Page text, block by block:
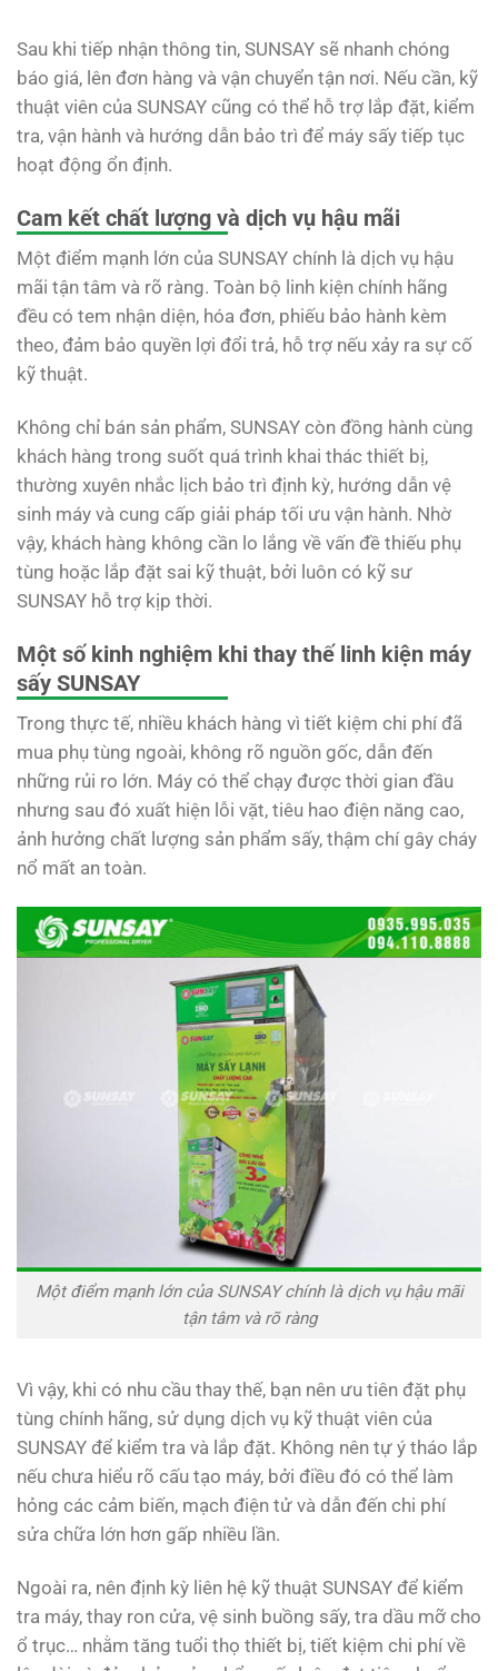
Sau khi tiếp nhận thông tin, SUNSAY sẽ nhanh chóng
báo giá, lên đơn hàng và vận chuyển tận nơi. Nếu cần, kỹ
thuật viên của SUNSAY cũng có thể hỗ trợ lắp đặt, kiểm
tra, vận hành và hướng dẫn bảo trì để máy sấy tiếp tục
hoạt động ổn định.
Cam kết chất lượng và dịch vụ hậu mãi
Một điểm mạnh lớn của SUNSAY chính là dịch vụ hậu
mãi tận tâm và rõ ràng. Toàn bộ linh kiện chính hãng
đều có tem nhận diện, hóa đơn, phiếu bảo hành kèm
theo, đảm bảo quyền lợi đổi trả, hỗ trợ nếu xảy ra sự cố
kỹ thuật.
Không chỉ bán sản phẩm, SUNSAY còn đồng hành cùng
khách hàng trong suốt quá trình khai thác thiết bị,
thường xuyên nhắc lịch bảo trì định kỳ, hướng dẫn vệ
sinh máy và cung cấp giải pháp tối ưu vận hành. Nhờ
vậy, khách hàng không cần lo lắng về vấn đề thiếu phụ
tùng hoặc lắp đặt sai kỹ thuật, bởi luôn có kỹ sư
SUNSAY hỗ trợ kịp thời.
Một số kinh nghiệm khi thay thế linh kiện máy
sấy SUNSAY
Trong thực tế, nhiều khách hàng vì tiết kiệm chi phí đã
mua phụ tùng ngoài, không rõ nguồn gốc, dẫn đến
những rủi ro lớn. Máy có thể chạy được thời gian đầu
nhưng sau đó xuất hiện lỗi vặt, tiêu hao điện năng cao,
ảnh hưởng chất lượng sản phẩm sấy, thậm chí gây cháy
nổ mất an toàn.
Một điểm mạnh lớn của SUNSAY chính là dịch vụ hậu mãi
tận tâm và rõ ràng
Vì vậy, khi có nhu cầu thay thế, bạn nên ưu tiên đặt phụ
tùng chính hãng, sử dụng dịch vụ kỹ thuật viên của
SUNSAY để kiểm tra và lắp đặt. Không nên tự ý tháo lắp
nếu chưa hiểu rõ cấu tạo máy, bởi điều đó có thể làm
hỏng các cảm biến, mạch điện tử và dẫn đến chi phí
sửa chữa lớn hơn gấp nhiều lần.
Ngoài ra, nên định kỳ liên hệ kỹ thuật SUNSAY để kiểm
tra máy, thay ron cửa, vệ sinh buồng sấy, tra dầu mỡ cho
ổ trục… nhằm tăng tuổi thọ thiết bị, tiết kiệm chi phí về